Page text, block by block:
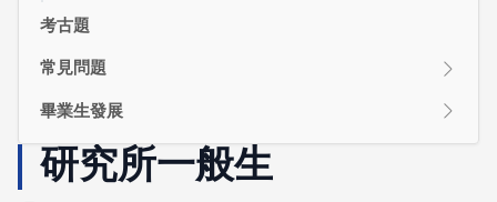
考古題
常見問題
畢業生發展
研究所一般生